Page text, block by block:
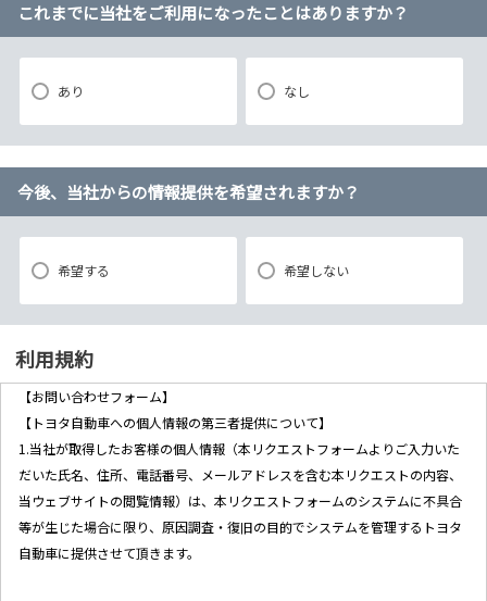
これまでに当社をご利用になったことはありますか？
あり なし
今後、当社からの情報提供を希望されますか？
希望する 希望しない
利用規約
【お問い合わせフォーム】
【トヨタ自動車への個人情報の第三者提供について】
1.当社が取得したお客様の個人情報（本リクエストフォームよりご入力いた
だいた氏名、住所、電話番号、メールアドレスを含む本リクエストの内容、
当ウェブサイトの閲覧情報）は、本リクエストフォームのシステムに不具合
等が生じた場合に限り、原因調査・復旧の目的でシステムを管理するトヨタ
自動車に提供させて頂きます。